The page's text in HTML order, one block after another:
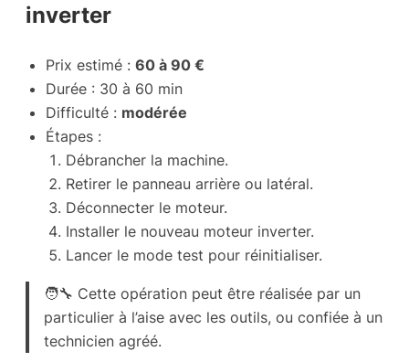
inverter
Prix estimé : 60 à 90 €
Durée : 30 à 60 min
Difficulté : modérée
Étapes :
Débrancher la machine.
Retirer le panneau arrière ou latéral.
Déconnecter le moteur.
Installer le nouveau moteur inverter.
Lancer le mode test pour réinitialiser.
🧑‍🔧 Cette opération peut être réalisée par un
particulier à l’aise avec les outils, ou confiée à un
technicien agréé.